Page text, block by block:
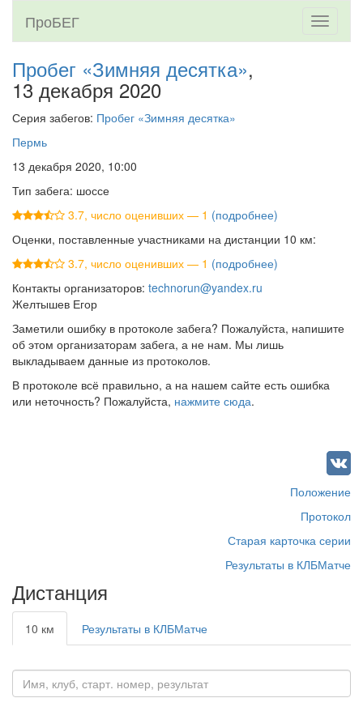
Toggle
ПроБЕГ
Пробег «Зимняя десятка»,
13 декабря 2020
Серия забегов: Пробег «Зимняя десятка»
Пермь
13 декабря 2020, 10:00
Тип забега: шоссе
3.7, число оценивших — 1 (подробнее)
Оценки, поставленные участниками на дистанции 10 км:
3.7, число оценивших — 1 (подробнее)
Контакты организаторов: technorun@yandex.ru
Желтышев Егор
Заметили ошибку в протоколе забега? Пожалуйста, напишите
об этом организаторам забега, а не нам. Мы лишь
выкладываем данные из протоколов.
В протоколе всё правильно, а на нашем сайте есть ошибка
или неточность? Пожалуйста, нажмите сюда.
Положение
Протокол
Старая карточка серии
Результаты в КЛБМатче
Дистанция
10 км Результаты в КЛБМатче